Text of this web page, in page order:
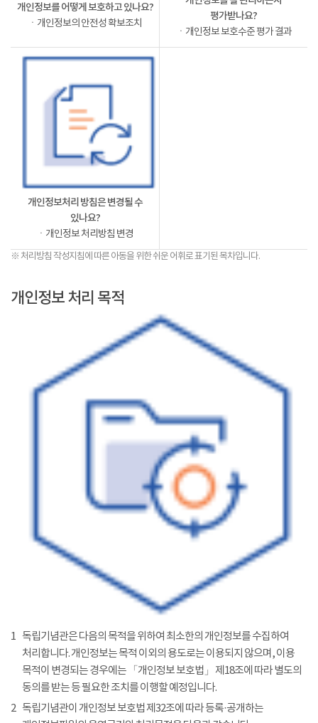
개인정보를 어떻게 보호하고 있나요?
ㆍ개인정보의 안전성 확보조치
평가받나요?
ㆍ개인정보 보호수준 평가 결과
개인정보처리 방침은 변경될 수
있나요?
ㆍ개인정보 처리방침 변경
※ 처리방침 작성지침에 따른 아동을 위한 쉬운 어휘로 표기된 목차입니다.
개인정보 처리 목적
1 독립기념관은 다음의 목적을 위하여 최소한의 개인정보를 수집하여
처리합니다. 개인정보는 목적 이외의 용도로는 이용되지 않으며, 이용
목적이 변경되는 경우에는 「개인정보 보호법」 제18조에 따라 별도의
동의를 받는 등 필요한 조치를 이행할 예정입니다.
2 독립기념관이 개인정보 보호법 제32조에 따라 등록·공개하는